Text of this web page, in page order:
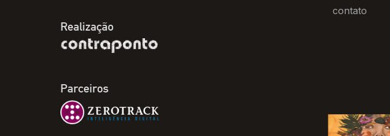
Realização
Parceiros
contato